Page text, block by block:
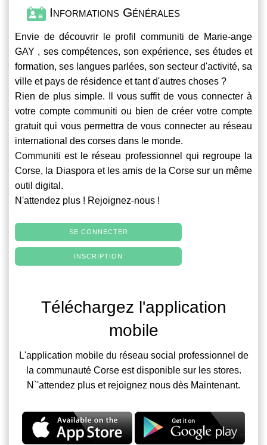
Informations Générales
Envie de découvrir le profil communiti de Marie-ange
GAY , ses compétences, son expérience, ses études et
formation, ses langues parlées, son secteur d'activité, sa
ville et pays de résidence et tant d'autres choses ?
Rien de plus simple. Il vous suffit de vous connecter à
votre compte communiti ou bien de créer votre compte
gratuit qui vous permettra de vous connecter au réseau
international des corses dans le monde.
Communiti est le réseau professionnel qui regroupe la
Corse, la Diaspora et les amis de la Corse sur un même
outil digital.
N'attendez plus ! Rejoignez-nous !
SE CONNECTER
INSCRIPTION
Téléchargez l'application
mobile
L'application mobile du réseau social professionnel de
la communauté Corse est disponible sur les stores.
N`'attendez plus et rejoignez nous dès Maintenant.